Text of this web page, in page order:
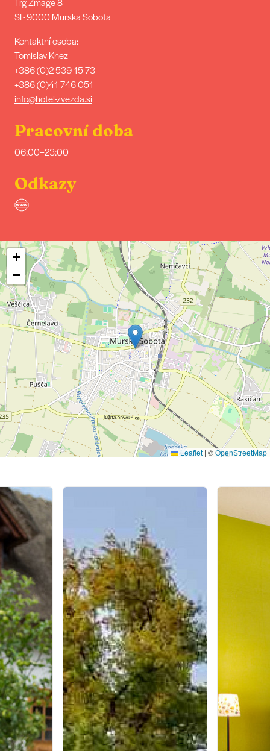
SI - 9000 Murska Sobota
Kontaktní osoba:
Tomislav Knez
+386 (0)2 539 15 73
+386 (0)41 746 051
info@hotel-zvezda.si
Pracovní doba
06:00–23:00
Odkazy
+
−
Leaflet | ©OpenStreetMap